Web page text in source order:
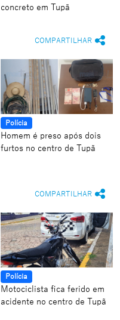
concreto em Tupã
COMPARTILHAR
Polícia
Homem é preso após dois
furtos no centro de Tupã
COMPARTILHAR
Polícia
Motociclista fica ferido em
acidente no centro de Tupã